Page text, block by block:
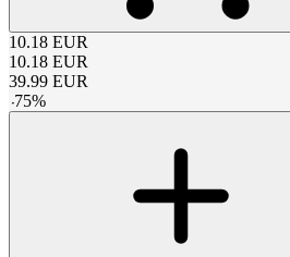
10.18 EUR
10.18 EUR
39.99 EUR
-75%